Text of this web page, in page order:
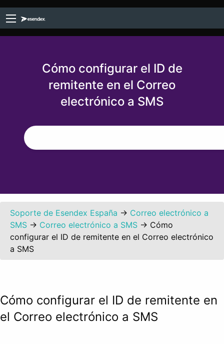
Cómo configurar el ID de
remitente en el Correo
electrónico a SMS
Soporte de Esendex España → Correo electrónico a
SMS → Correo electrónico a SMS → Cómo
configurar el ID de remitente en el Correo electrónico
a SMS
Cómo configurar el ID de remitente en
el Correo electrónico a SMS